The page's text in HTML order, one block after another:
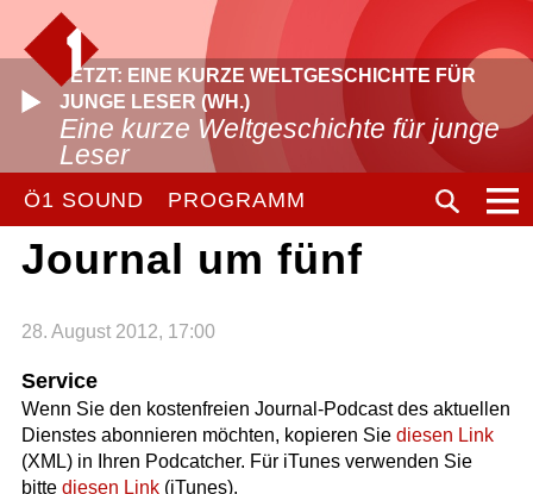
JETZT: EINE KURZE WELTGESCHICHTE FÜR
JUNGE LESER (WH.)
Eine kurze Weltgeschichte für junge
Leser
Ö1 SOUND PROGRAMM
Journal um fünf
28. August 2012, 17:00
Service
Wenn Sie den kostenfreien Journal-Podcast des aktuellen
Dienstes abonnieren möchten, kopieren Sie diesen Link
(XML) in Ihren Podcatcher. Für iTunes verwenden Sie
bitte diesen Link(iTunes).